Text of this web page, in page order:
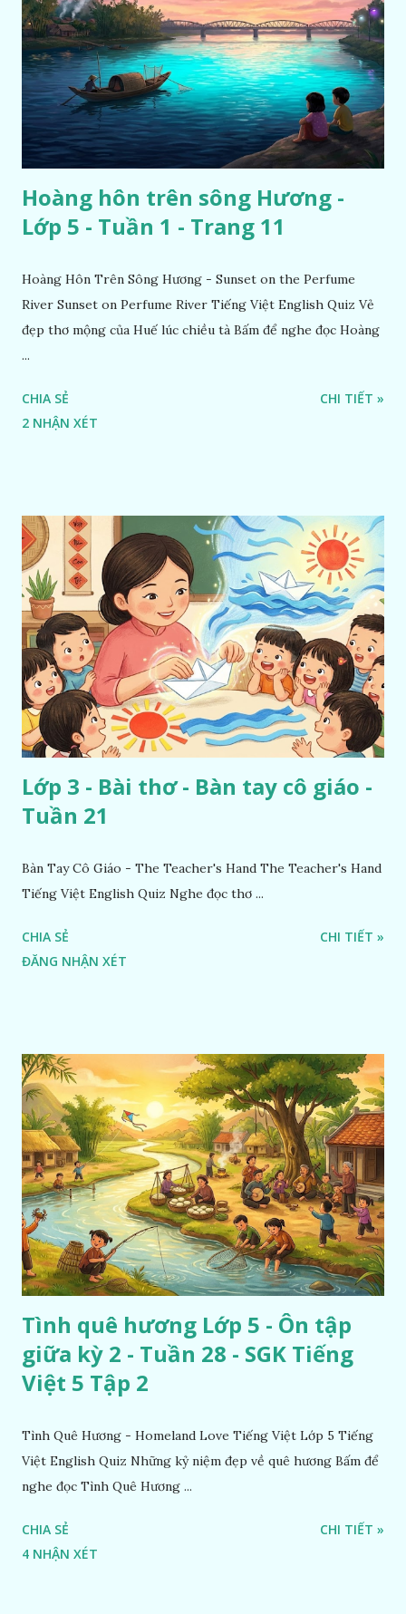
Hoàng hôn trên sông Hương -
Lớp 5 - Tuần 1 - Trang 11
Hoàng Hôn Trên Sông Hương - Sunset on the Perfume
River Sunset on Perfume River Tiếng Việt English Quiz Vẻ
đẹp thơ mộng của Huế lúc chiều tà Bấm để nghe đọc Hoàng
...
CHIA SẺ
2 NHẬN XÉT
CHI TIẾT »
Lớp 3 - Bài thơ - Bàn tay cô giáo -
Tuần 21
Bàn Tay Cô Giáo - The Teacher's Hand The Teacher's Hand
Tiếng Việt English Quiz Nghe đọc thơ ...
CHIA SẺ
ĐĂNG NHẬN XÉT
CHI TIẾT »
Tình quê hương Lớp 5 - Ôn tập
giữa kỳ 2 - Tuần 28 - SGK Tiếng
Việt 5 Tập 2
Tình Quê Hương - Homeland Love Tiếng Việt Lớp 5 Tiếng
Việt English Quiz Những kỷ niệm đẹp về quê hương Bấm để
nghe đọc Tình Quê Hương ...
CHIA SẺ
4 NHẬN XÉT
CHI TIẾT »